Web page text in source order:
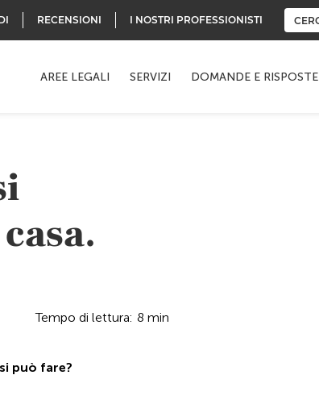
RECENSIONI I NOSTRI PROFESSIONISTI
AREE LEGALI SERVIZI DOMANDE E RISPOSTE
Tempo di lettura: 8 min
può fare?